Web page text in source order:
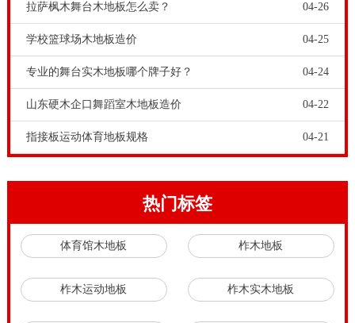
拉萨枫木舞台木地板怎么卖？ 04-26
学校篮球场木地板造价 04-25
专业的舞台实木地板哪个牌子好？ 04-24
山东硬木企口舞蹈室木地板造价 04-22
指接板运动体育地板规格 04-21
热门标签
体育馆木地板 柞木地板
柞木运动地板 柞木实木地板